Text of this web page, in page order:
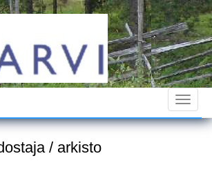
Toggle
/ arkisto